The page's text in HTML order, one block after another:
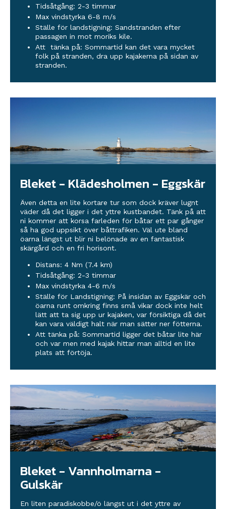
Tidsåtgång: 2-3 timmar
Max vindstyrka 6-8 m/s
Ställe för landstigning: Sandstranden efter
passagen in mot moriks kile.
Att tänka på: Sommartid kan det vara mycket
folk på stranden, dra upp kajakerna på sidan av
stranden.
Bleket - Klädesholmen - Eggskär
Även detta en lite kortare tur som dock kräver lugnt
väder då det ligger i det yttre kustbandet. Tänk på att
ni kommer att korsa farleden för båtar ett par gånger
så ha god uppsikt över båttrafiken. Väl ute bland
öarna längst ut blir ni belönade av en fantastisk
skärgård och en fri horisont.
Distans: 4 Nm (7.4 km)
Tidsåtgång: 2-3 timmar
Max vindstyrka 4-6 m/s
Ställe för Landstigning: På insidan av Eggskär och
öarna runt omkring finns små vikar dock inte helt
lätt att ta sig upp ur kajaken, var försiktiga då det
kan vara väldigt halt när man sätter ner fötterna.
Att tänka på: Sommartid ligger det båtar lite här
och var men med kajak hittar man alltid en lite
plats att förtöja.
Bleket - Vannholmarna -
Gulskär
En liten paradiskobbe/ö längst ut i det yttre av